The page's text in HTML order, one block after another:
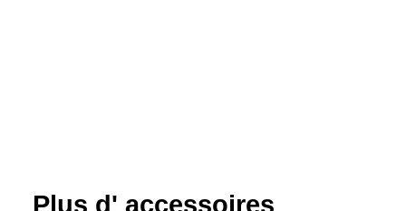
Plus d' accessoires